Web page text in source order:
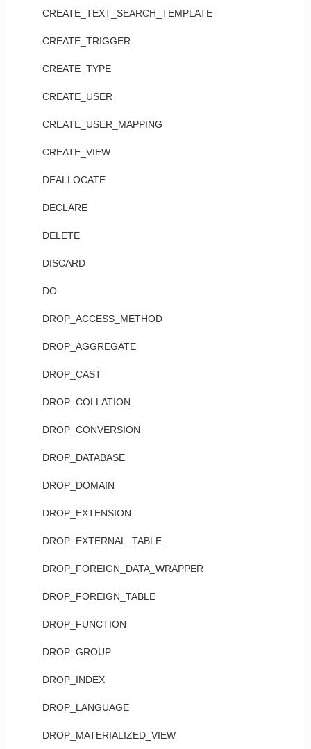
CREATE_TEXT_SEARCH_TEMPLATE
CREATE_TRIGGER
CREATE_TYPE
CREATE_USER
CREATE_USER_MAPPING
CREATE_VIEW
DEALLOCATE
DECLARE
DELETE
DISCARD
DO
DROP_ACCESS_METHOD
DROP_AGGREGATE
DROP_CAST
DROP_COLLATION
DROP_CONVERSION
DROP_DATABASE
DROP_DOMAIN
DROP_EXTENSION
DROP_EXTERNAL_TABLE
DROP_FOREIGN_DATA_WRAPPER
DROP_FOREIGN_TABLE
DROP_FUNCTION
DROP_GROUP
DROP_INDEX
DROP_LANGUAGE
DROP_MATERIALIZED_VIEW